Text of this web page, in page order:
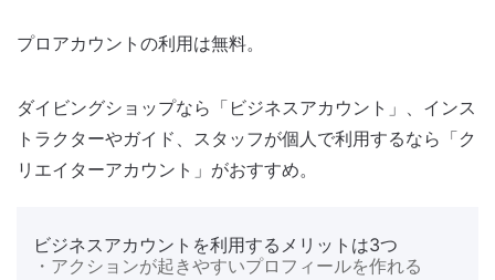
プロアカウントの利用は無料。
ダイビングショップなら「ビジネスアカウント」、インス
トラクターやガイド、スタッフが個人で利用するなら「ク
リエイターアカウント」がおすすめ。
ビジネスアカウントを利用するメリットは3つ
・アクションが起きやすいプロフィールを作れる